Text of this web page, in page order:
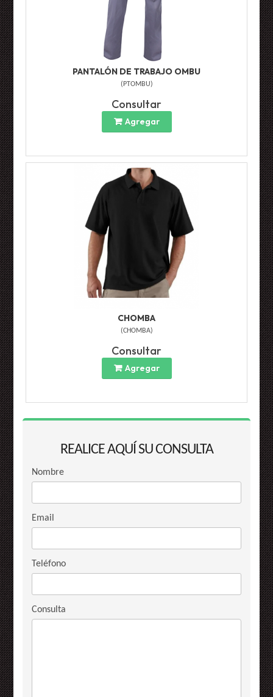
PANTALÓN DE TRABAJO OMBU
( PTOMBU)
Consultar
Agregar
CHOMBA
(CHOMBA)
Consultar
Agregar
REALICE AQUÍ SU CONSULTA
Nombre
Email
Teléfono
Consulta